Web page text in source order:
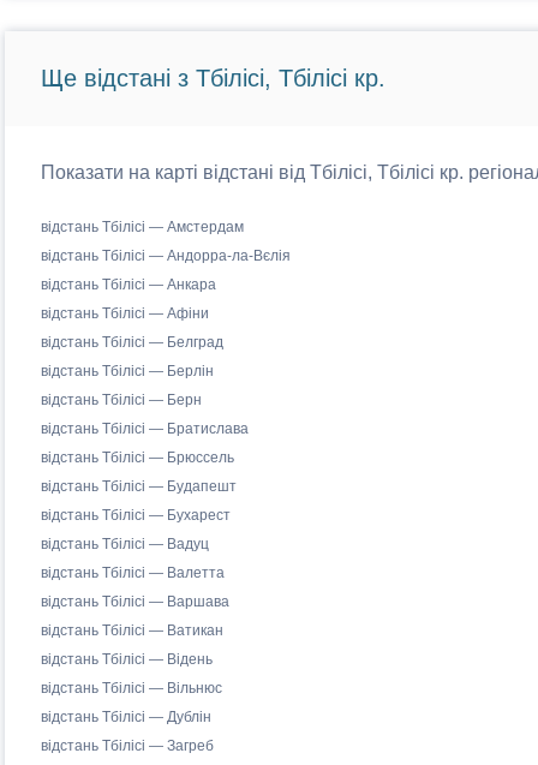
Ще відстані з Тбілісі, Тбілісі кр.
Показати на карті відстані від Тбілісі, Тбілісі кр.
відстань Тбілісі — Амстердам
відстань Тбілісі — Андорра-ла-Вєлія
відстань Тбілісі — Анкара
відстань Тбілісі — Афіни
відстань Тбілісі — Белград
відстань Тбілісі — Берлін
відстань Тбілісі — Берн
відстань Тбілісі — Братислава
відстань Тбілісі — Брюссель
відстань Тбілісі — Будапешт
відстань Тбілісі — Бухарест
відстань Тбілісі — Вадуц
відстань Тбілісі — Валетта
відстань Тбілісі — Варшава
відстань Тбілісі — Ватикан
відстань Тбілісі — Відень
відстань Тбілісі — Вільнюс
відстань Тбілісі — Дублін
відстань Тбілісі — Загреб